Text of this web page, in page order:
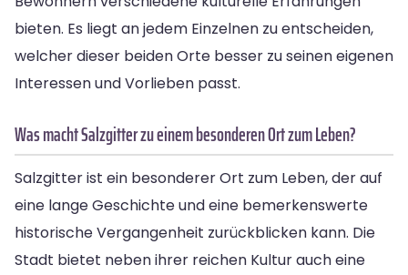
bieten. Es liegt an jedem Einzelnen zu entscheiden,
welcher dieser beiden Orte besser zu seinen eigenen
Interessen und Vorlieben passt.
Was macht Salzgitter zu einem besonderen Ort zum Leben?
Salzgitter ist ein besonderer Ort zum Leben, der auf
eine lange Geschichte und eine bemerkenswerte
historische Vergangenheit zurückblicken kann. Die
Stadt bietet neben ihrer reichen Kultur auch eine